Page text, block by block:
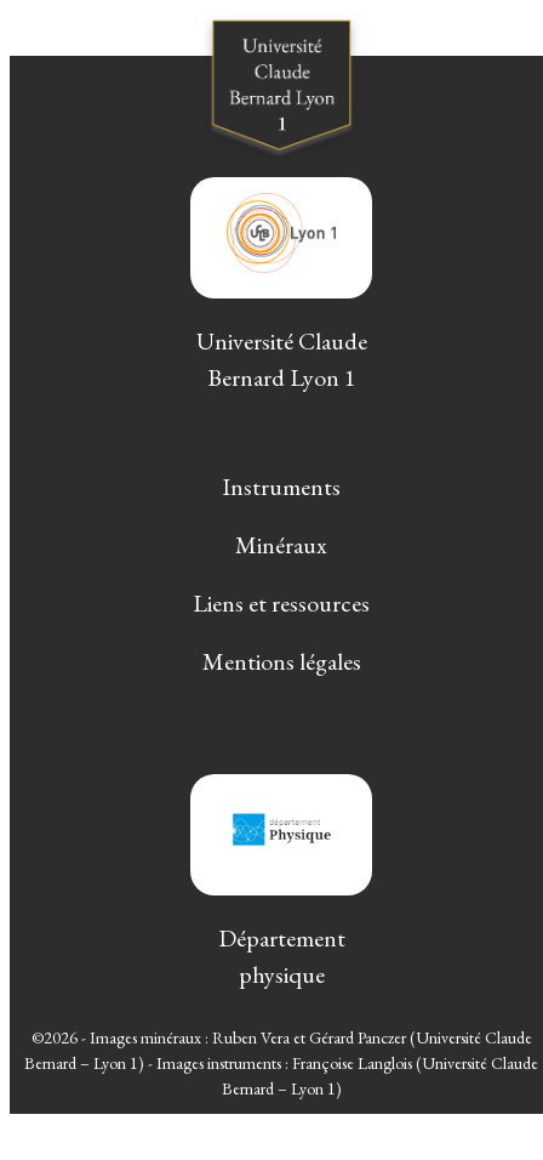
Université Claude
Bernard Lyon 1
Instruments
Minéraux
Liens et ressources
Mentions légales
Département
physique
©2026 - Images minéraux : Ruben Vera et Gérard Panczer (Université Claude
Bernard – Lyon 1) - Images instruments : Françoise Langlois (Université Claude
Bernard – Lyon 1)